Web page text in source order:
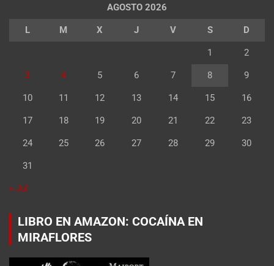
AGOSTO 2026
L M X J V S D
1 2
3 4 5 6 7 8 9
10 11 12 13 14 15 16
17 18 19 20 21 22 23
24 25 26 27 28 29 30
31
« Jul
LIBRO EN AMAZON: COCAÍNA EN
MIRAFLORES